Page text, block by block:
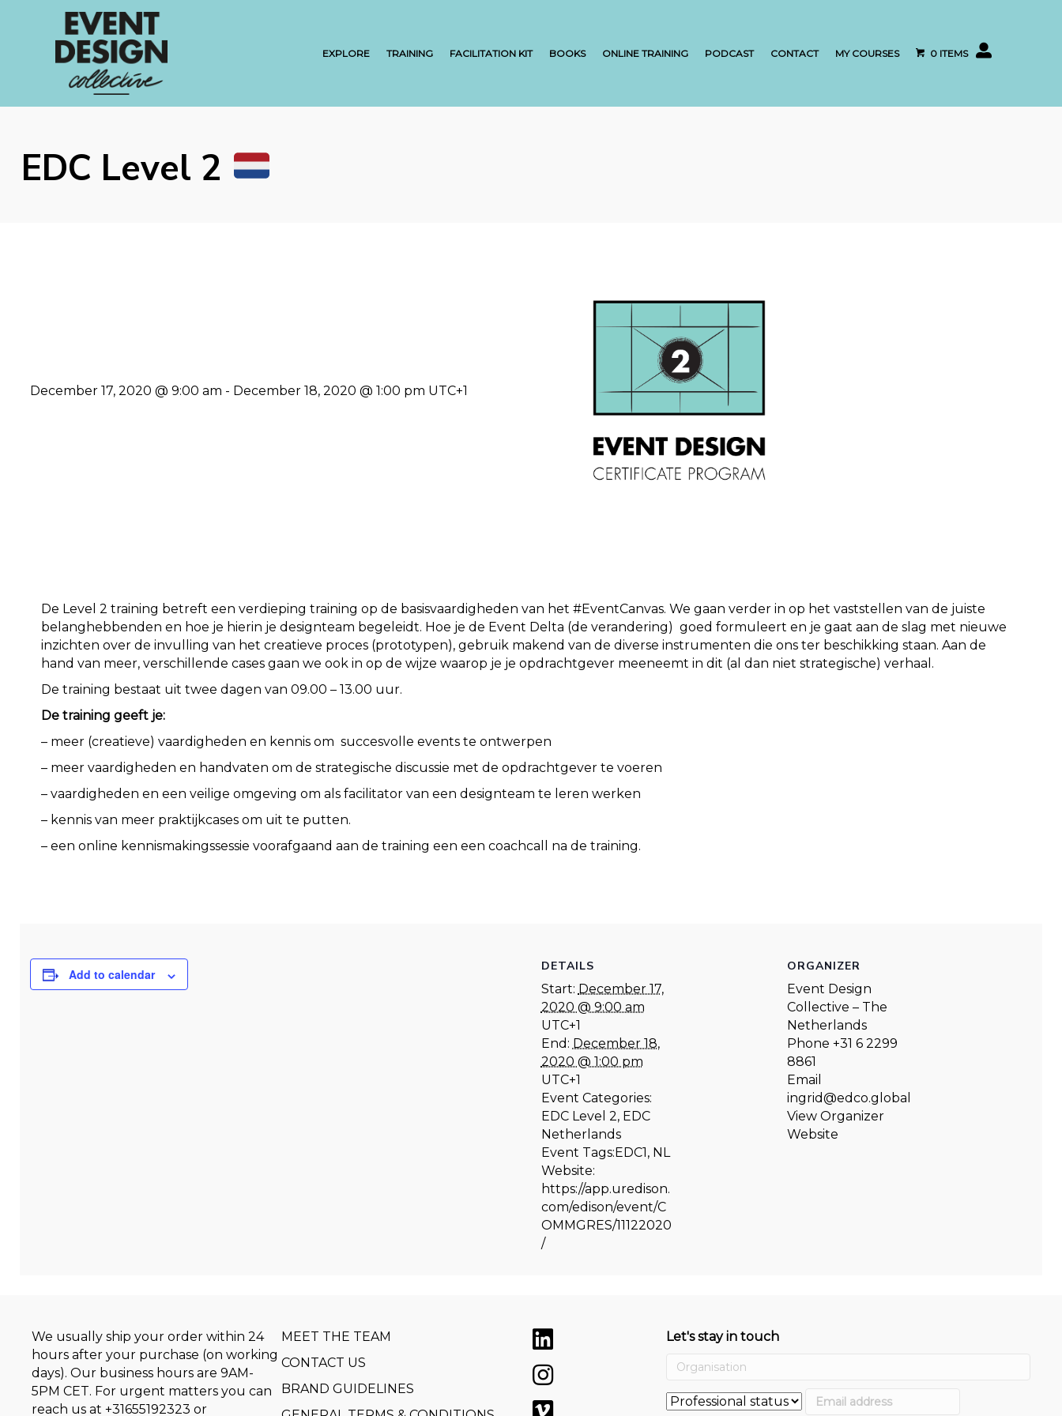
EXPLORE TRAINING FACILITATION KIT BOOKS ONLINE TRAINING PODCAST CONTACT MY COURSES 0 ITEMS My account
EDC Level 2
December 17, 2020 @ 9:00 am - December 18, 2020 @ 1:00 pm UTC+1
De Level 2 training betreft een verdieping training op de basisvaardigheden van het #EventCanvas. We gaan verder in op het vaststellen van de juiste
belanghebbenden en hoe je hierin je designteam begeleidt. Hoe je de Event Delta (de verandering) goed formuleert en je gaat aan de slag met nieuwe
inzichten over de invulling van het creatieve proces (prototypen), gebruik makend van de diverse instrumenten die ons ter beschikking staan. Aan de
hand van meer, verschillende cases gaan we ook in op de wijze waarop je je opdrachtgever meeneemt in dit (al dan niet strategische) verhaal.
De training bestaat uit twee dagen van 09.00 – 13.00 uur.
De training geeft je:
– meer (creatieve) vaardigheden en kennis om succesvolle events te ontwerpen
– meer vaardigheden en handvaten om de strategische discussie met de opdrachtgever te voeren
– vaardigheden en een veilige omgeving om als facilitator van een designteam te leren werken
– kennis van meer praktijkcases om uit te putten.
– een online kennismakingssessie voorafgaand aan de training een een coachcall na de training.
Add to calendar
DETAILS
Start: December 17,
2020 @ 9:00 am
UTC+1
End: December 18,
2020 @ 1:00 pm
UTC+1
Event Categories:
EDC Level 2, EDC
Netherlands
Event Tags: EDC1 , NL
Website:
https://app.uredison.
com/edison/event/C
OMMGRES/11122020
/
ORGANIZER
Event Design
Collective – The
Netherlands
Phone +31 6 2299
8861
Email
ingrid@edco.global
View Organizer
Website
We usually ship your order within 24
hours after your purchase (on working
days). Our business hours are 9AM-
5PM CET. For urgent matters you can
reach us at+31655192323 or
MEET THE TEAM
CONTACT US
BRAND GUIDELINES
Let's stay in touch